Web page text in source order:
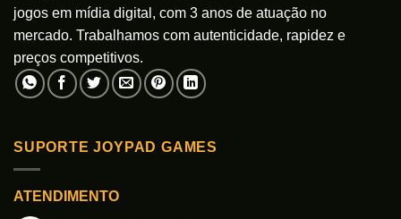
jogos em mídia digital, com 3 anos de atuação no
mercado. Trabalhamos com autenticidade, rapidez e
preços competitivos.
SUPORTE JOYPAD GAMES
ATENDIMENTO